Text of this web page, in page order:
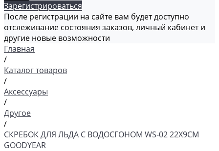
Зарегистрироваться
После регистрации на сайте вам будет доступно
отслеживание состояния заказов, личный кабинет и
другие новые возможности
Главная
/
Каталог товаров
/
Аксессуары
/
Другое
/
СКРЕБОК ДЛЯ ЛЬДА С ВОДОСГОНОМ WS-02 22Х9СМ
GOODYEAR